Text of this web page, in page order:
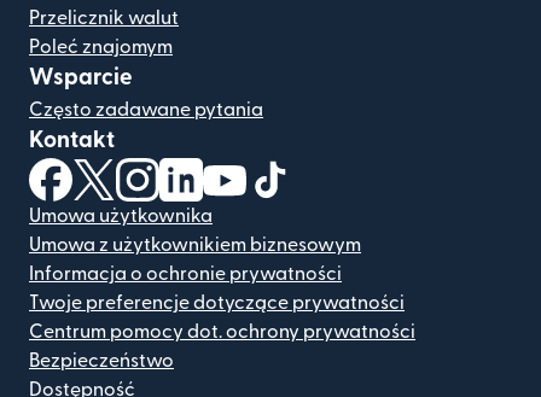
Przelicznik walut
Poleć znajomym
Wsparcie
Często zadawane pytania
Kontakt
(otwiera się w nowym oknie)
(otwiera się w nowym oknie)
(otwiera się w nowym oknie)
(otwiera się w nowym oknie)
(otwiera się w nowym oknie)
Umowa użytkownika
Umowa z użytkownikiem biznesowym
Informacja o ochronie prywatności
Twoje preferencje dotyczące prywatności
Centrum pomocy dot. ochrony prywatności
Bezpieczeństwo
Dostępność